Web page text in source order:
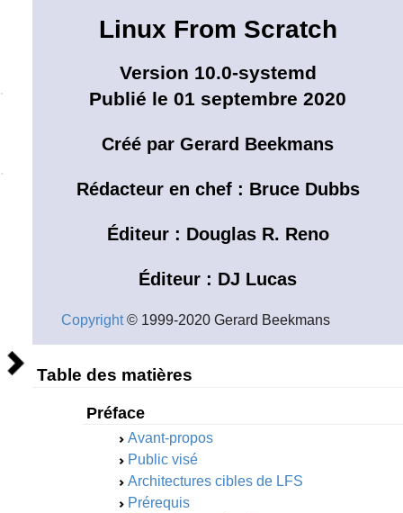
Linux From Scratch
Version 10.0-systemd
Publié le 01 septembre 2020
Créé par Gerard Beekmans
Rédacteur en chef : Bruce Dubbs
Éditeur : Douglas R. Reno
Éditeur : DJ Lucas
Copyright© 1999-2020 Gerard Beekmans
Table des matières
Préface
Avant-propos
Public visé
Architectures cibles de LFS
Prérequis
.
.